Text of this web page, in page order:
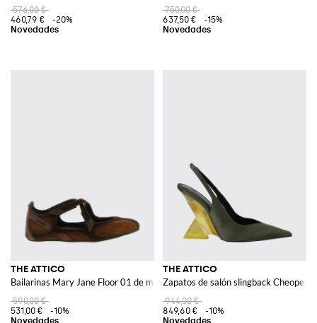
576,00 €
460,79 €
-20%
750,00 €
637,50 €
-15%
THE ATTICO
Bailarinas Mary Jane Floor 01 de malla y ante con velcro
590,00 €
531,00 €
-10%
THE ATTICO
Zapatos de salón slingback Cheope
944,00 €
849,60 €
-10%